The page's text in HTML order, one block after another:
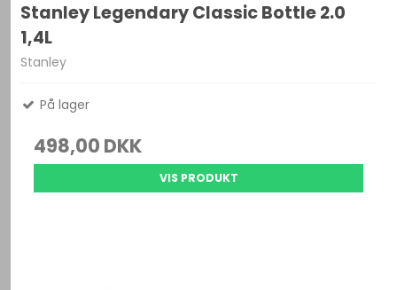
Stanley Legendary Classic Bottle 2.0
1,4L
Stanley
På lager
498,00 DKK
VIS PRODUKT